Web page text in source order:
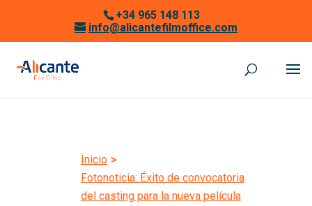
+34 965 148 113
info@alicantefilmoffice.com
Inicio >
Fotonoticia: Éxito de convocatoria
del casting para la nueva película